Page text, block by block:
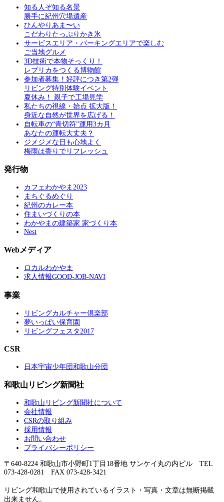
知る人ぞ知る名景
勝手に紀州穴場遺産
ひんやりあま〜い
こだわりたっぷりかき氷
サービスエリア・パーキングエリアで楽しむ
ご当地グルメ
3D技術で本物そっくり！
レプリカをつくる博物館
参加者募集！好評につき第2弾
リビング特別体験イベント
夏休み！ 親子で工場見学
私たちの視線・始点 拡大版！
身近な自然が世界を広げる！
自転車の“青切符”運用3カ月
あなたの運転大丈夫？
ジメジメな日も心地よく
梅雨は香りでリフレッシュ
発行物
カフェわかやま2023
まちぐるめぐり
紀州のカレー本
住まいづくりの本
わかやまの建築家 家づくり本
Nest
Webメディア
ロカルわかやま
求人情報GOOD-JOB-NAVI
事業
リビングカルチャー倶楽部
夢いっぱい保育園
リビングフェスタ2017
CSR
日本宇宙少年団和歌山分団
和歌山リビング新聞社
和歌山リビング新聞社について
会社情報
CSRの取り組み
採用情報
お問い合わせ
プライバシーポリシー
〒640-8224 和歌山市小野町1丁目18番地 サンケイ丸の内ビル TEL
073-428-0281 FAX 073-428-3421
リビング和歌山で使用されているイラスト・写真・文章は無断掲載
出来ません。